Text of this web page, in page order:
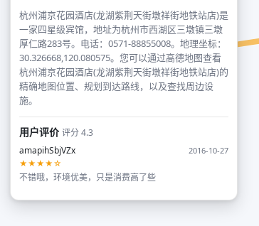
杭州浦京花园酒店(龙湖紫荆天街墩祥街地铁站店)是
一家四星级宾馆，地址为杭州市西湖区三墩镇三墩
厚仁路283号。电话：0571-88855008。地理坐标：
30.326668,120.080575。您可以通过高德地图查看
杭州浦京花园酒店(龙湖紫荆天街墩祥街地铁站店)的
精确地图位置、规划到达路线，以及查找周边设
施。
用户评价评分 4.3
amapihSbjVZx
2016-10-27
★★★★☆
不错哦，环境优美，只是消费高了些